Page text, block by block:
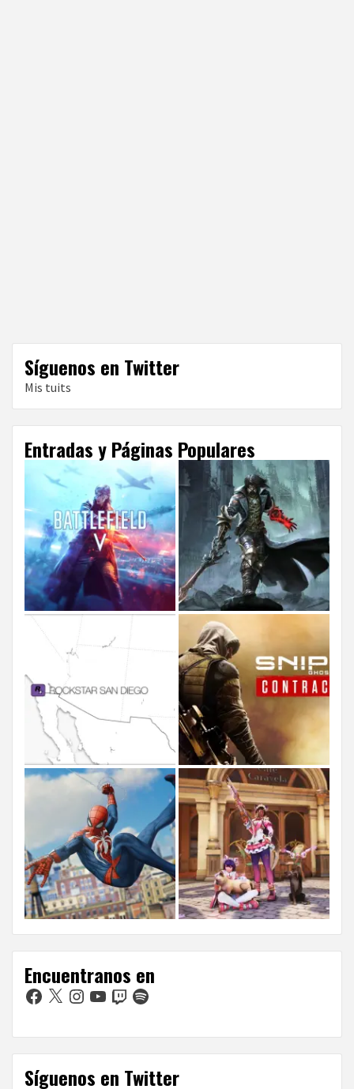
Síguenos en Twitter
Mis tuits
Entradas y Páginas Populares
Encuentranos en
Facebook
X Instagram
YouTubeTwitchSpotify
Síguenos en Twitter